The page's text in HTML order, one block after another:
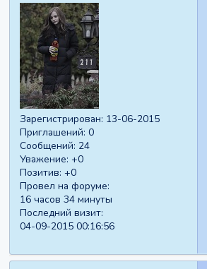
Зарегистрирован: 13-06-2015
Приглашений: 0
Сообщений: 24
Уважение: +0
Позитив: +0
Провел на форуме:
16 часов 34 минуты
Последний визит:
04-09-2015 00:16:56